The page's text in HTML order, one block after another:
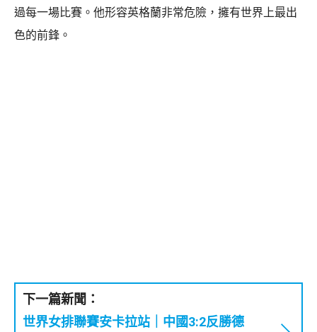
過每一場比賽。他形容英格蘭非常危險，擁有世界上最出
色的前鋒。
下一篇新聞：
世界女排聯賽安卡拉站｜中國3:2反勝德